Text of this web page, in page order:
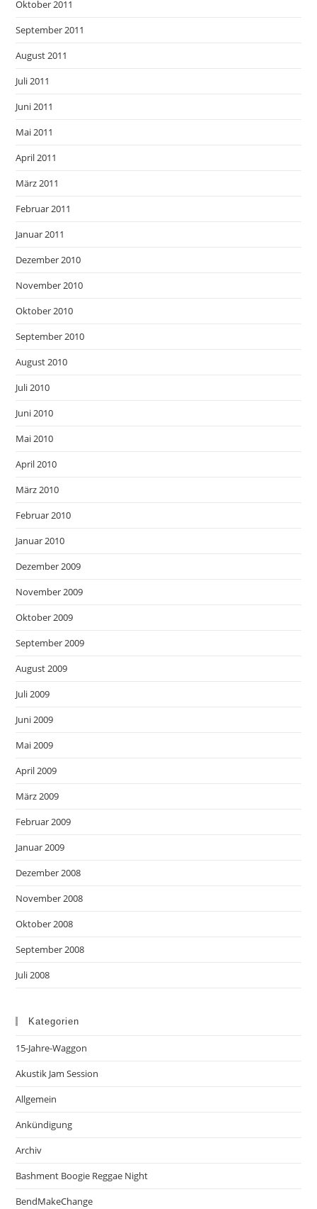
Oktober 2011
September 2011
August 2011
Juli 2011
Juni 2011
Mai 2011
April 2011
März 2011
Februar 2011
Januar 2011
Dezember 2010
November 2010
Oktober 2010
September 2010
August 2010
Juli 2010
Juni 2010
Mai 2010
April 2010
März 2010
Februar 2010
Januar 2010
Dezember 2009
November 2009
Oktober 2009
September 2009
August 2009
Juli 2009
Juni 2009
Mai 2009
April 2009
März 2009
Februar 2009
Januar 2009
Dezember 2008
November 2008
Oktober 2008
September 2008
Juli 2008
Kategorien
15-Jahre-Waggon
Akustik Jam Session
Allgemein
Ankündigung
Archiv
Bashment Boogie Reggae Night
BendMakeChange